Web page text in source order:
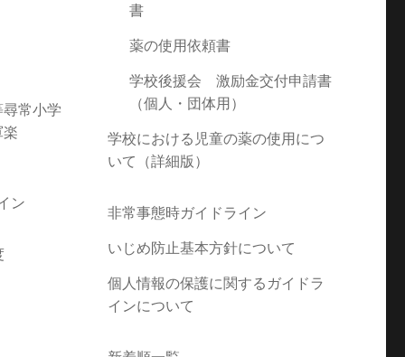
常小学
ン
書
薬の使用依頼書
学校後援会 激励金交付申請書
（個人・団体用）
学校における児童の薬の使用につ
いて（詳細版）
非常事態時ガイドライン
いじめ防止基本方針について
個人情報の保護に関するガイドラ
インについて